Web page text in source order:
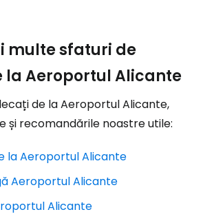
multe sfaturi de
la Aeroportul Alicante
de la Aeroportul Alicante,
și recomandările noastre utile:
la Aeroportul Alicante
Aeroportul Alicante
Alicante